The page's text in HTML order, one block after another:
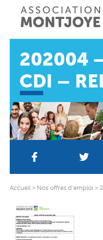
202004
CDI –
Accueil > Nos offres d’emploi >